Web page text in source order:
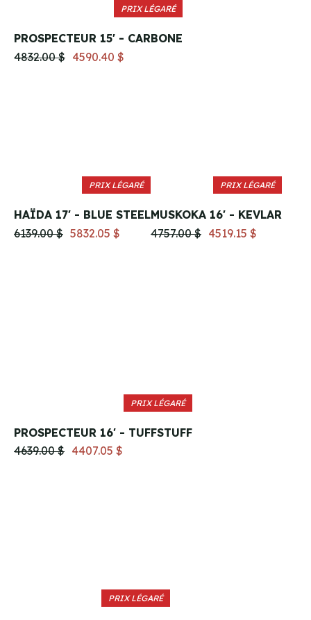
PRIX LÉGARÉ
PROSPECTEUR 15' - CARBONE
4832.00 $ 4590.40 $
PRIX LÉGARÉ
HAÏDA 17' - BLUE STEEL
6139.00 $ 5832.05 $
PRIX LÉGARÉ
MUSKOKA 16' - KEVLAR
4757.00 $ 4519.15 $
PRIX LÉGARÉ
PROSPECTEUR 16' - TUFFSTUFF
4639.00 $ 4407.05 $
PRIX LÉGARÉ